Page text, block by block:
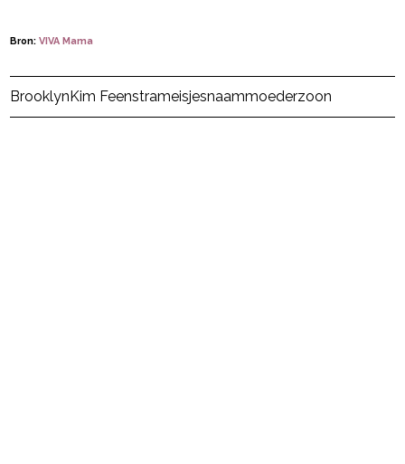
Bron:VIVA Mama
Post Views: 51
Brooklyn Kim Feenstrameisjesnaammoederzoon